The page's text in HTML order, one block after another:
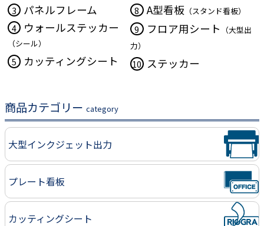
3 パネルフレーム
4 ウォールステッカー
（シール）
5 カッティングシート
8 A型看板 （スタンド看板）
9 フロア用シート
（大型出
力）
10 ステッカー
商品カテゴリー category
大型インクジェット出力
プレート看板
カッティングシート